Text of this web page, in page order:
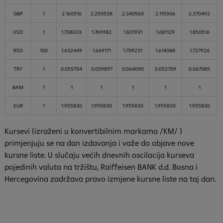
GBP 1 2.160516 2.250538 2.340560 2.115506 2.370492
USD 1 1.708033 1.769982 1.831931 1.681129 1.850516
RSD 100 1.632449 1.669171 1.709231 1.614088 1.727926
TRY 1 0.055704 0.059897 0.064090 0.052709 0.067085
BAM 1 1 1 1 1 1
EUR 1 1.955830 1.955830 1.955830 1.955830 1.955830
Kursevi (izraženi u konvertibilnim markama /KM/ )
primjenjuju se na dan izdavanja i važe do objave nove
kursne liste. U slučaju većih dnevnih oscilacija kurseva
pojedinih valuta na tržištu, Raiffeisen BANK d.d. Bosna i
Hercegovina zadržava pravo izmjene kursne liste na taj dan.